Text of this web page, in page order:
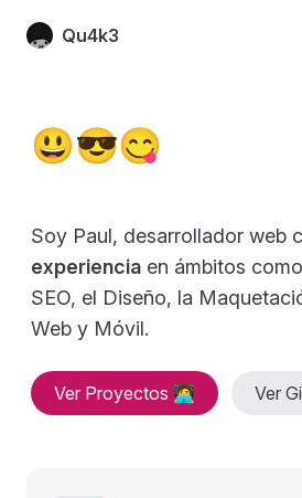
Skip to content
Qu4k3
😃😎😋
Soy Paul, desarrollador web
experiencia en ámbitos
SEO, el Diseño, la
Web y Móvil.
Ver Proyectos 🧑‍💻 Ver